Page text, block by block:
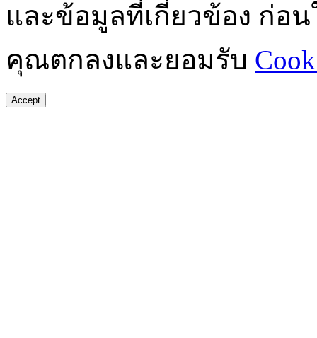
และข้อมูลที่เกี่ยวข้อง ก่อน
คุณตกลงและยอมรับ
Accept